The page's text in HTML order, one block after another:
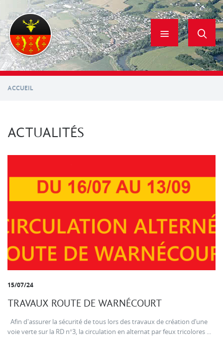
contenu
principal
ACCUEIL
ACTUALITÉS
15/07/24
TRAVAUX ROUTE DE WARNÉCOURT
Afin d'assurer la sécurité de tous lors des travaux de création d’une
voie verte sur la RD n°3, la circulation en alternat par feux tricolores ...